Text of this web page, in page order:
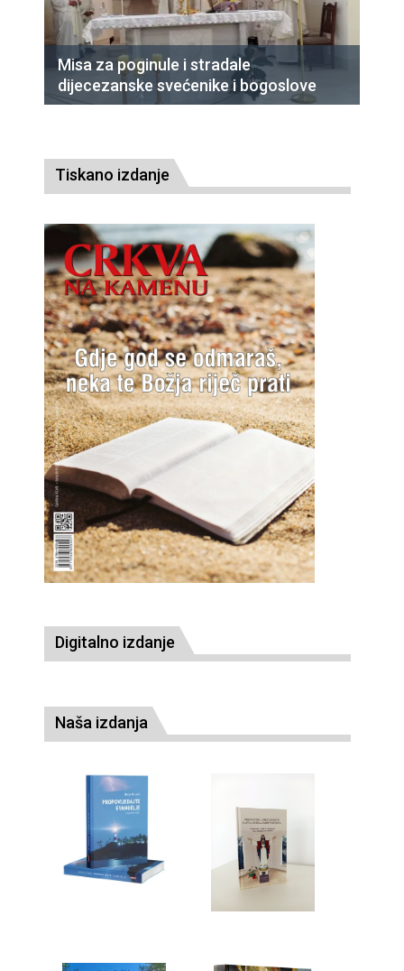
Misa za poginule i stradale
dijecezanske svećenike i bogoslove
Tiskano izdanje
Digitalno izdanje
Naša izdanja